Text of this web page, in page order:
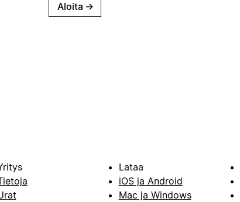
Aloita →
Lataa
iOS ja Android
Mac ja Windows